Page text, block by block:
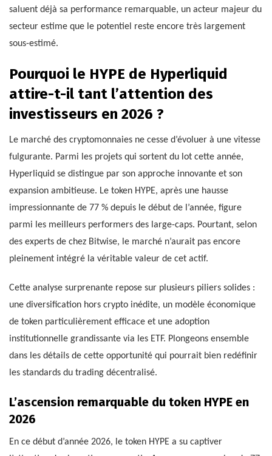
saluent déjà sa performance remarquable, un acteur majeur du
secteur estime que le potentiel reste encore très largement
sous-estimé.
Pourquoi le HYPE de Hyperliquid
attire-t-il tant l’attention des
investisseurs en 2026 ?
Le marché des cryptomonnaies ne cesse d’évoluer à une vitesse
fulgurante. Parmi les projets qui sortent du lot cette année,
Hyperliquid se distingue par son approche innovante et son
expansion ambitieuse. Le token HYPE, après une hausse
impressionnante de 77 % depuis le début de l’année, figure
parmi les meilleurs performers des large-caps. Pourtant, selon
des experts de chez Bitwise, le marché n’aurait pas encore
pleinement intégré la véritable valeur de cet actif.
Cette analyse surprenante repose sur plusieurs piliers solides :
une diversification hors crypto inédite, un modèle économique
de token particulièrement efficace et une adoption
institutionnelle grandissante via les ETF. Plongeons ensemble
dans les détails de cette opportunité qui pourrait bien redéfinir
les standards du trading décentralisé.
L’ascension remarquable du token HYPE en
2026
En ce début d’année 2026, le token HYPE a su captiver